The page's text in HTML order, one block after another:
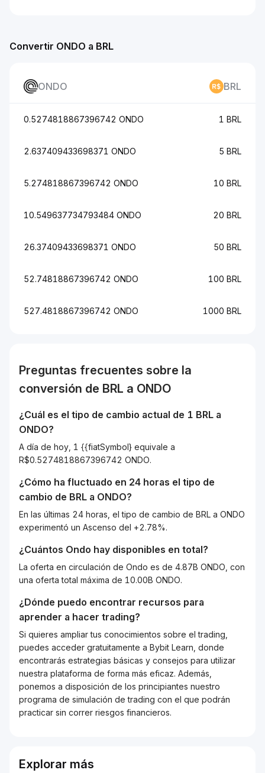
Convertir ONDO a BRL
ONDO BRL
0.5274818867396742 ONDO 1 BRL
2.637409433698371 ONDO 5 BRL
5.274818867396742 ONDO 10 BRL
10.549637734793484 ONDO 20 BRL
26.37409433698371 ONDO 50 BRL
52.74818867396742 ONDO 100 BRL
527.4818867396742 ONDO 1000 BRL
Preguntas frecuentes sobre la
conversión de BRL a ONDO
¿Cuál es el tipo de cambio actual de 1 BRL a
ONDO?
A día de hoy, 1 {{fiatSymbol} equivale a
R$0.5274818867396742 ONDO.
¿Cómo ha fluctuado en 24 horas el tipo de
cambio de BRL a ONDO?
En las últimas 24 horas, el tipo de cambio de BRL a ONDO
experimentó un Ascenso del +2.78%.
¿Cuántos Ondo hay disponibles en total?
La oferta en circulación de Ondo es de 4.87B ONDO, con
una oferta total máxima de 10.00B ONDO.
¿Dónde puedo encontrar recursos para
aprender a hacer trading?
Si quieres ampliar tus conocimientos sobre el trading,
puedes acceder gratuitamente a Bybit Learn, donde
encontrarás estrategias básicas y consejos para utilizar
nuestra plataforma de forma más eficaz. Además,
ponemos a disposición de los principiantes nuestro
programa de simulación de trading con el que podrán
practicar sin correr riesgos financieros.
Explorar más